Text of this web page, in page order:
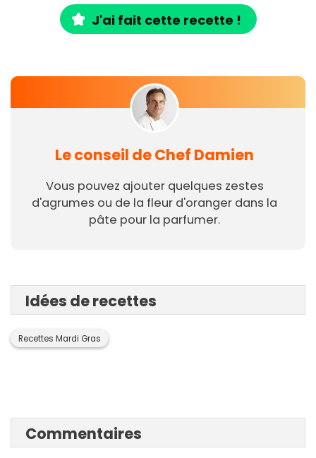
J'ai fait cette recette !
Le conseil de Chef Damien
Vous pouvez ajouter quelques zestes
d'agrumes ou de la fleur d'oranger dans la
pâte pour la parfumer.
Idées de recettes
Recettes Mardi Gras
Commentaires